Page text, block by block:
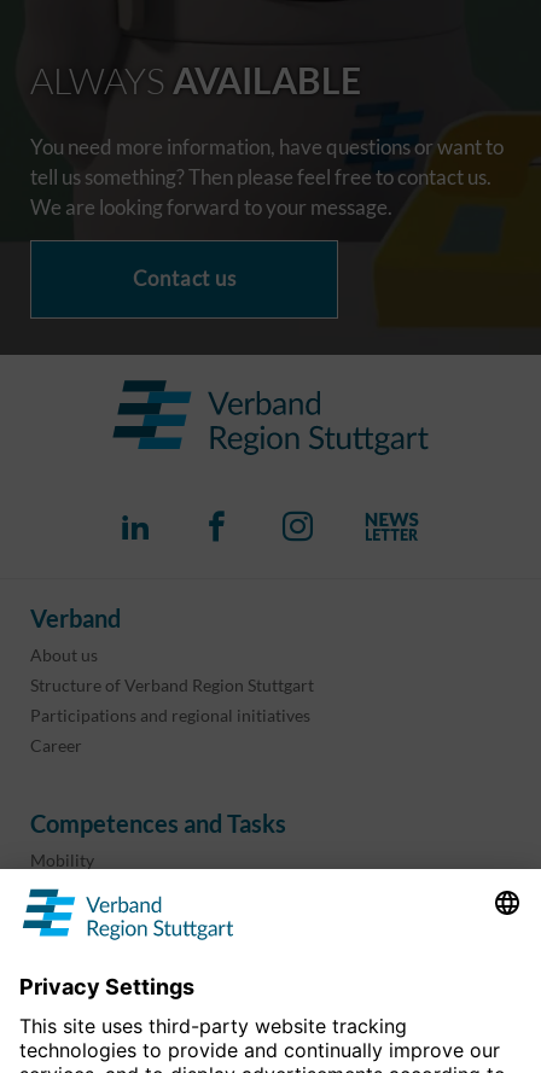
ALWAYS AVAILABLE
You need more information, have questions or want to
tell us something? Then please feel free to contact us.
We are looking forward to your message.
Contact us
Verband
About us
Structure of Verband Region Stuttgart
Participations and regional initiatives
Career
Competences and Tasks
Mobility
Regional planning
Business development
Projects & programs
overview